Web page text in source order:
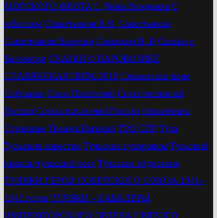
МОРСКОГО ФЛОТА С Днём Рождения С
юбиллем Савастьянов В.Н. Савостьянов
Савостьянов Валерий Синицын В. В Сказки о
Белозерке СКАЗКИ О ПАРОВОЗИКЕ
СЛАВЯНСКАЯ ЛИРА-2019 Словенское поле
Собрание Союз Писателей Союз писателей
России Союза писателей России справочник
Стечкины Трещев Евгений ТРО СПР Тула
Тульские известия Тульские суворовцы Тульский
кремль тульский поэт Тульское отделение
ТУЛЯКИ ГЕРОИ СОВЕТСКОГО СОЮЗА 1941–
1942 годов ТУЛЯКИ – КАВАЛЕРЫ
ИМПЕРАТОРСКОГО ОРДЕНА СВЯТОГО